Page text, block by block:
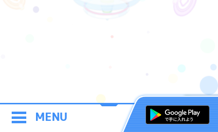
MENU